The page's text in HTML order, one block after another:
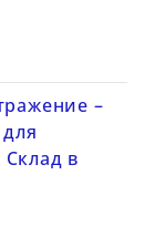
–
Склад в